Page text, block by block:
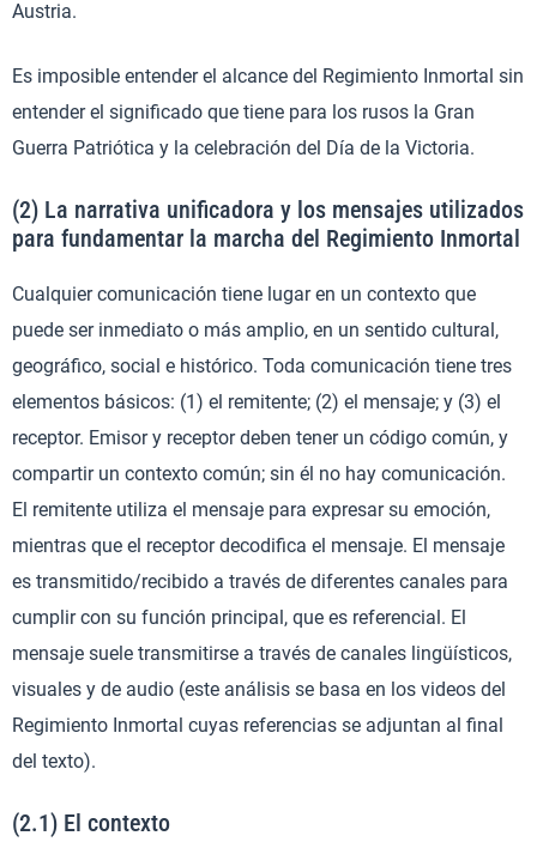
Austria.
Es imposible entender el alcance del Regimiento Inmortal sin
entender el significado que tiene para los rusos la Gran
Guerra Patriótica y la celebración del Día de la Victoria.
(2) La narrativa unificadora y los mensajes utilizados
para fundamentar la marcha del Regimiento Inmortal
Cualquier comunicación tiene lugar en un contexto que
puede ser inmediato o más amplio, en un sentido cultural,
geográfico, social e histórico. Toda comunicación tiene tres
elementos básicos: (1) el remitente; (2) el mensaje; y (3) el
receptor. Emisor y receptor deben tener un código común, y
compartir un contexto común; sin él no hay comunicación.
El remitente utiliza el mensaje para expresar su emoción,
mientras que el receptor decodifica el mensaje. El mensaje
es transmitido/recibido a través de diferentes canales para
cumplir con su función principal, que es referencial. El
mensaje suele transmitirse a través de canales lingüísticos,
visuales y de audio (este análisis se basa en los videos del
Regimiento Inmortal cuyas referencias se adjuntan al final
del texto).
(2.1) El contexto